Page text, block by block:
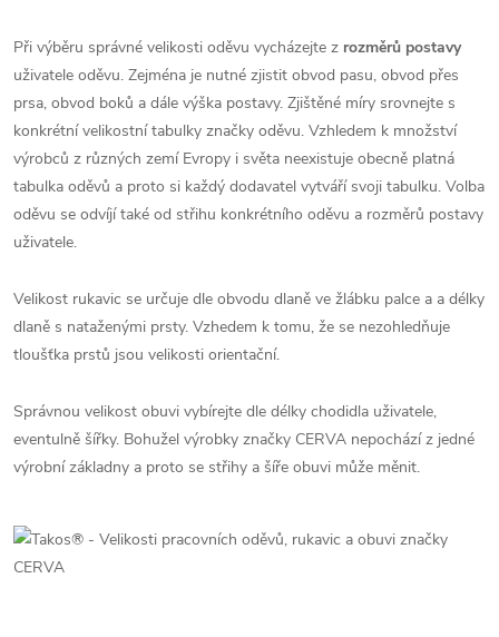
Při výběru správné velikosti oděvu vycházejte z rozměrů postavy
uživatele oděvu. Zejména je nutné zjistit obvod pasu, obvod přes
prsa, obvod boků a dále výška postavy. Zjištěné míry srovnejte s
konkrétní velikostní tabulky značky oděvu. Vzhledem k množství
výrobců z různých zemí Evropy i světa neexistuje obecně platná
tabulka oděvů a proto si každý dodavatel vytváří svoji tabulku. Volba
oděvu se odvíjí také od střihu konkrétního oděvu a rozměrů postavy
uživatele.
Velikost rukavic se určuje dle obvodu dlaně ve žlábku palce a a délky
dlaně s nataženými prsty. Vzhedem k tomu, že se nezohledňuje
tloušťka prstů jsou velikosti orientační.
Správnou velikost obuvi vybírejte dle délky chodidla uživatele,
eventulně šířky. Bohužel výrobky značky CERVA nepochází z jedné
výrobní základny a proto se střihy a šíře obuvi může měnit.